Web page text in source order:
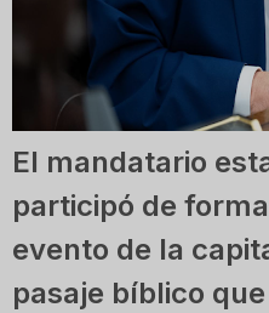
El mandatario
participó de
evento de la
pasaje bíblico